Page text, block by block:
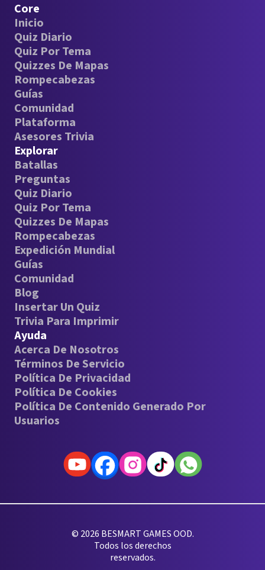
Core
Inicio
Quiz Diario
Quiz Por Tema
Quizzes De Mapas
Rompecabezas
Guías
Comunidad
Plataforma
Asesores Trivia
Explorar
Batallas
Preguntas
Quiz Diario
Quiz Por Tema
Quizzes De Mapas
Rompecabezas
Expedición Mundial
Guías
Comunidad
Blog
Insertar Un Quiz
Trivia Para Imprimir
Ayuda
Acerca De Nosotros
Términos De Servicio
Política De Privacidad
Política De Cookies
Política De Contenido Generado Por
Usuarios
© 2026 BESMART GAMES OOD.
Todos los derechos
reservados.